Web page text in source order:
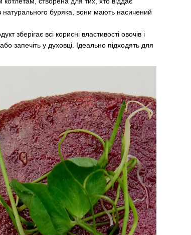
буряка, вони мають насичений
зберігає всі корисні властивості овочів і
запечіть у духовці. Ідеально підходять для